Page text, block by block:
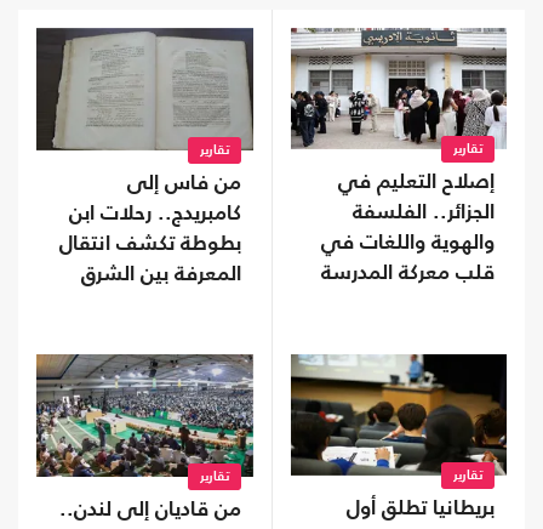
تقارير
إصلاح التعليم في
الجزائر.. الفلسفة
والهوية واللغات في
قلب معركة المدرسة
تقارير
من فاس إلى
كامبريدج.. رحلات ابن
بطوطة تكشف انتقال
المعرفة بين الشرق
تقارير
بريطانيا تطلق أول
تقارير
من قاديان إلى لندن..